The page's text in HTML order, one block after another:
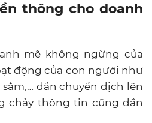
thông cho doanh
mẽ không ngừng của
động của con người như
dần chuyển dịch lên
chảy thông tin cũng dần